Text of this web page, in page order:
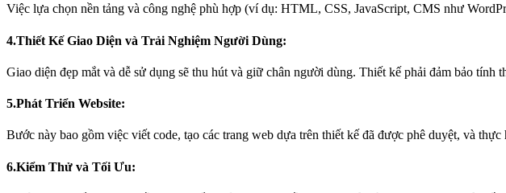
Việc lựa chọn nền tảng và công nghệ phù hợp (ví dụ: HTML, CSS, JavaScript, CMS như
4.Thiết Kế Giao Diện và Trải Nghiệm Người Dùng:
Giao diện đẹp mắt và dễ sử dụng sẽ thu hút và giữ chân người dùng. Thiết kế phải đảm bảo
5.Phát Triển Website:
Bước này bao gồm việc viết code, tạo các trang web dựa trên thiết kế đã được phê duyệt, và
6.Kiểm Thử và Tối Ưu: